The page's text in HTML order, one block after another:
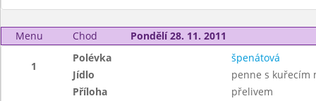
Menu Chod Pondělí 28. 11. 2011
1
Polévka
špenátová
Jídlo
penne s kuřecím
Příloha
přelivem